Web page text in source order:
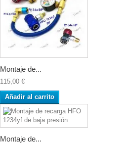
Montaje de...
115,00 €
Añadir al carrito
Montaje de...